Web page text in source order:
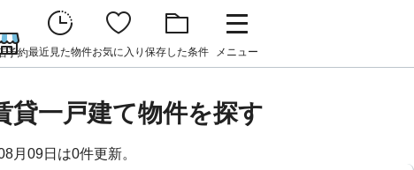
予約最近見た物件お気に入り 保存した条件 メニュー
貸一戸建て物件を探す
月09日は0件更新。